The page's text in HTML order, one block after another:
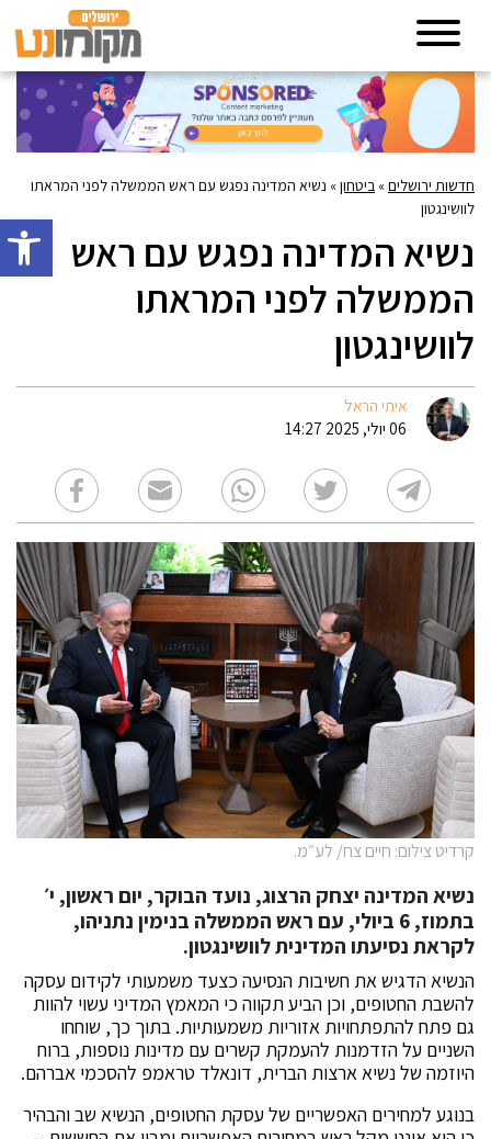
פתח
חדשות ירושלים» ביטחון» נשיא המדינה נפגש עם ראש הממשלה לפני המראתו
לוושינגטון
נשיא המדינה נפגש עם ראש
הממשלה לפני המראתו
לוושינגטון
איתי הראל
06 יולי, 2025 14:27
קרדיט צילום: חיים צח/ לע״מ.
נשיא המדינה יצחק הרצוג, נועד הבוקר, יום ראשון, י׳
בתמוז, 6 ביולי, עם ראש הממשלה בנימין נתניהו,
לקראת נסיעתו המדינית לוושינגטון.
הנשיא הדגיש את חשיבות הנסיעה כצעד משמעותי לקידום עסקה
להשבת החטופים, וכן הביע תקווה כי המאמץ המדיני עשוי להוות
גם פתח להתפתחויות אזוריות משמעותיות. בתוך כך, שוחחו
השניים על הזדמנות להעמקת קשרים עם מדינות נוספות, ברוח
היוזמה של נשיא ארצות הברית, דונאלד טראמפ להסכמי אברהם.
בנוגע למחירים האפשריים של עסקת החטופים, הנשיא שב והבהיר